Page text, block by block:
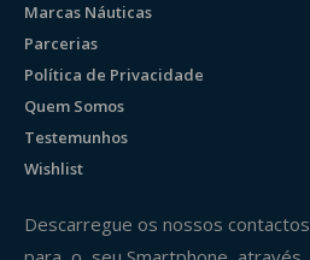
Marcas Náuticas
Parcerias
Política de Privacidade
Quem Somos
Testemunhos
Wishlist
Descarregue os nossos contactos